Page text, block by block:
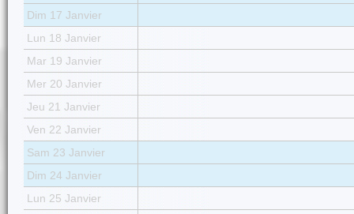
Dim 17 Janvier
Lun 18 Janvier
Mar 19 Janvier
Mer 20 Janvier
Jeu 21 Janvier
Ven 22 Janvier
Sam 23 Janvier
Dim 24 Janvier
Lun 25 Janvier